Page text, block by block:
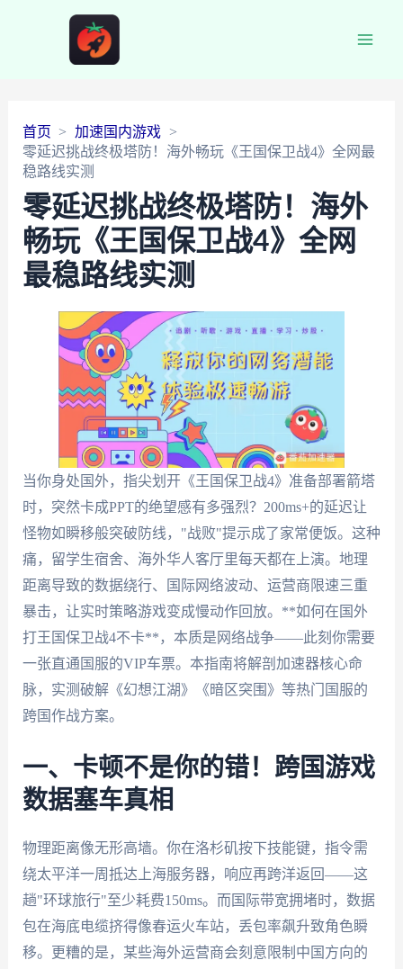
首页
加速国内游戏
零延迟挑战终极塔防！海外畅玩《王国保卫战4》全网最
稳路线实测
零延迟挑战终极塔防！海外
畅玩《王国保卫战4》全网
最稳路线实测
当你身处国外，指尖划开《王国保卫战4》准备部署箭塔
时，突然卡成PPT的绝望感有多强烈？200ms+的延迟让
怪物如瞬移般突破防线，"战败"提示成了家常便饭。这种
痛，留学生宿舍、海外华人客厅里每天都在上演。地理
距离导致的数据绕行、国际网络波动、运营商限速三重
暴击，让实时策略游戏变成慢动作回放。**如何在国外
打王国保卫战4不卡**，本质是网络战争——此刻你需要
一张直通国服的VIP车票。本指南将解剖加速器核心命
脉，实测破解《幻想江湖》《暗区突围》等热门国服的
跨国作战方案。
一、卡顿不是你的错！跨国游戏
数据塞车真相
物理距离像无形高墙。你在洛杉矶按下技能键，指令需
绕太平洋一周抵达上海服务器，响应再跨洋返回——这
趟"环球旅行"至少耗费150ms。而国际带宽拥堵时，数据
包在海底电缆挤得像春运火车站，丢包率飙升致角色瞬
移。更糟的是，某些海外运营商会刻意限制中国方向的